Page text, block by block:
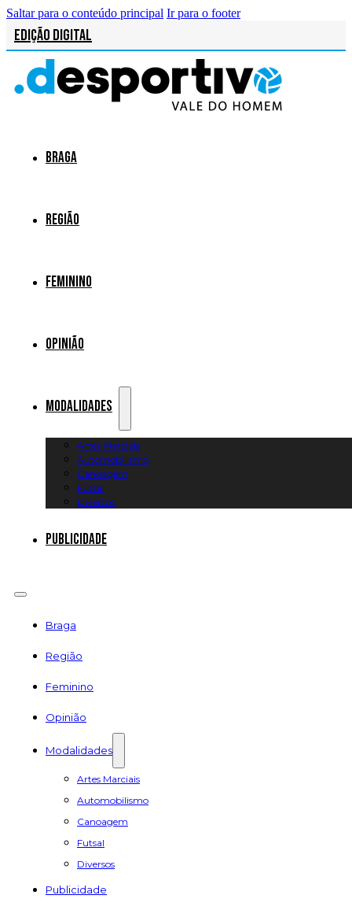
Saltar para o conteúdo principal Ir para o footer
Edição Digital
Braga
Região
Feminino
Opinião
Modalidades
Artes Marciais
Automobilismo
Canoagem
Futsal
Diversos
Publicidade
Braga
Região
Feminino
Opinião
Modalidades
Artes Marciais
Automobilismo
Canoagem
Futsal
Diversos
Publicidade